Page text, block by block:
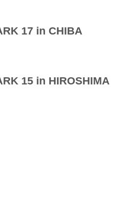
17 in CHIBA
15 in HIROSHIMA